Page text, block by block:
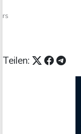
rs
Teilen: